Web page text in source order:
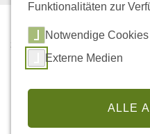
STARTSEITE
...
AKTION 2.1.
R
Funktionalitäten zur
Notwendige Cookies
Externe Medien
ALLE